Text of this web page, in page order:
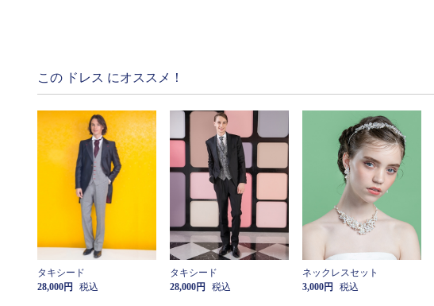
この ドレス にオススメ！
タキシード
28,000円
税込
タキシード
28,000円
税込
ネックレスセット
3,000円
税込